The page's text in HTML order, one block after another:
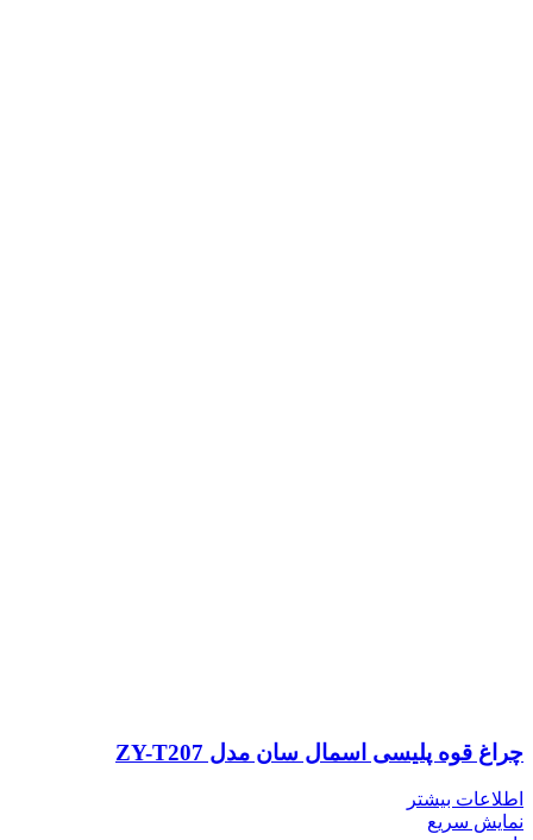
چراغ قوه پلیسی اسمال سان مدل ZY-T207
اطلاعات بیشتر
نمایش سریع